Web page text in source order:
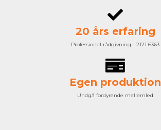
20 års erfaring
Professionel rådgivning - 2121 6363
Egen produktion
Undgå fordyrende mellemled